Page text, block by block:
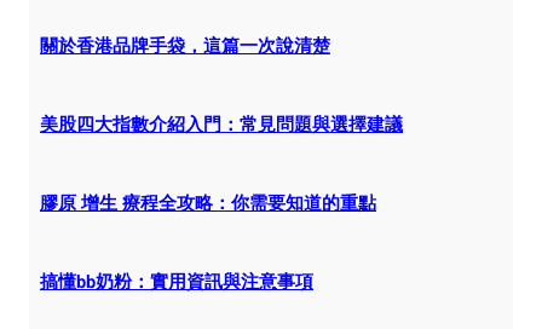
關於香港品牌手袋，這篇一次說清楚
美股四大指數介紹入門：常見問題與選擇建議
膠原 增生 療程全攻略：你需要知道的重點
搞懂bb奶粉：實用資訊與注意事項